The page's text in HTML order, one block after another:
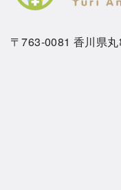
〒763-0081 香川県